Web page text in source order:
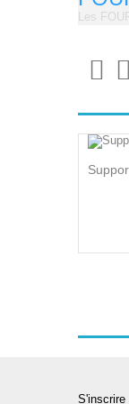
Les
S'inscrire